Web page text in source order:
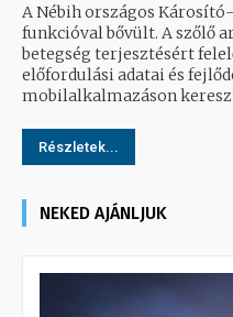
A Nébih országos
funkcióval bővült. A szőlő
betegség terjesztésért
előfordulási adatai és
mobilalkalmazáson
Részletek...
NEKED AJÁNLJUK